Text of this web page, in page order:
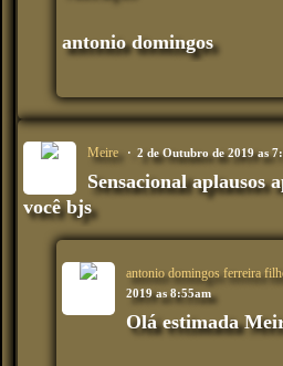
antonio domingos
Meire 2 de Outubro de 2019 as
Sensacional aplausos
você bjs
antonio domingos ferreira
2019 as 8:55am
Olá estimada